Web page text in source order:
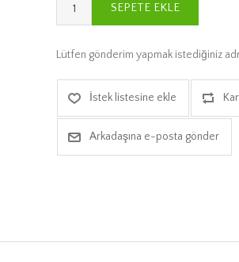
SEPETE EKLE
Lütfen gönderim yapmak istediğiniz
İstek listesine ekle
Arkadaşına e-posta gönder